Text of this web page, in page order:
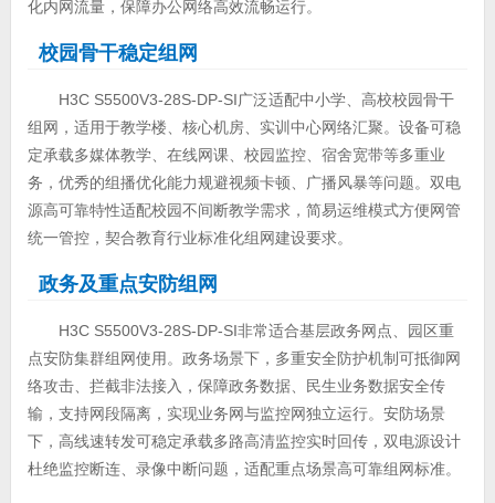
化内网流量，保障办公网络高效流畅运行。
校园骨干稳定组网
H3C S5500V3-28S-DP-SI广泛适配中小学、高校校园骨干
组网，适用于教学楼、核心机房、实训中心网络汇聚。设备可稳
定承载多媒体教学、在线网课、校园监控、宿舍宽带等多重业
务，优秀的组播优化能力规避视频卡顿、广播风暴等问题。双电
源高可靠特性适配校园不间断教学需求，简易运维模式方便网管
统一管控，契合教育行业标准化组网建设要求。
政务及重点安防组网
H3C S5500V3-28S-DP-SI非常适合基层政务网点、园区重
点安防集群组网使用。政务场景下，多重安全防护机制可抵御网
络攻击、拦截非法接入，保障政务数据、民生业务数据安全传
输，支持网段隔离，实现业务网与监控网独立运行。安防场景
下，高线速转发可稳定承载多路高清监控实时回传，双电源设计
杜绝监控断连、录像中断问题，适配重点场景高可靠组网标准。